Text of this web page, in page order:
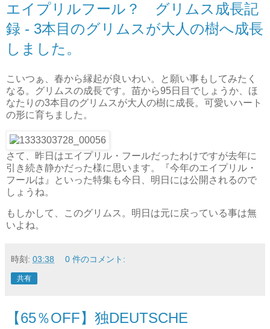
エイプリルフール？ グリムス成長記
録 - 3本目のグリムスが大人の樹へ成長
しました。
こいつぁ、春から縁起が良いわい。と願い事もしてみたく
なる。グリムスの成長です。苗から95日目でしょうか、ほ
なたりの3本目のグリムスが大人の樹に成長。可愛いハート
の形に育ちました。
さて、昨日はエイプリル・フールだったわけですが去年に
引き続き静かだった様に思います。『今年のエイプリル・
フールは』といった特集も今日、明日には公開されるので
しょうね。
もしかして、このグリムス。明日は元に戻っている事は無
いよね。
時刻: 03:38 0 件のコメント:
共有
【65％OFF】独DEUTSCHE